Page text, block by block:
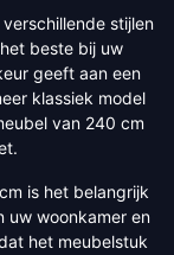
stijlen
beste bij uw
geeft aan een
klassiek model
van 240 cm
is het belangrijk
uw woonkamer en
het meubelstuk